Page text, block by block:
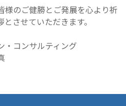
様のご健勝とご発展を心より祈
させていただきます。
・コンサルティング